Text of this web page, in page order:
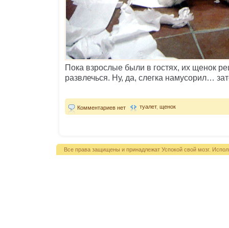
Пока взрослые были в гостях, их щенок
развлечься. Ну, да, слегка намусорил…
Комментариев нет туалет, щенок
Все права защищены и принадлежат Успокой свой мозг.